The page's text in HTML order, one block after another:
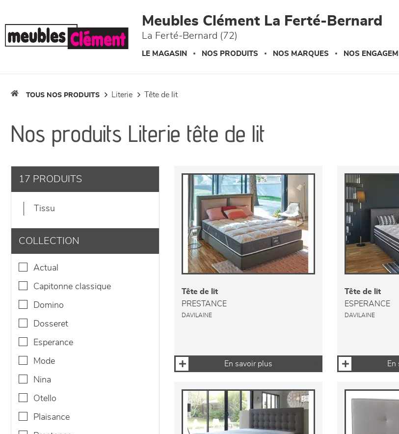
Meubles Clément La Ferté-Bernard
La Ferté-Bernard (72)
LE MAGASIN NOS PRODUITS NOS MARQUES NOS
TOUS NOS PRODUITS literie tête de lit
Nos produits Literie tête de lit
17 PRODUITS
tissu
COLLECTION
actual
capitonne classique
domino
dosseret
esperance
mode
nina
otello
plaisance
Tête de lit
PRESTANCE
DAVILAINE
En savoir plus
Tête de lit
ESPERANCE
DAVILAINE
En